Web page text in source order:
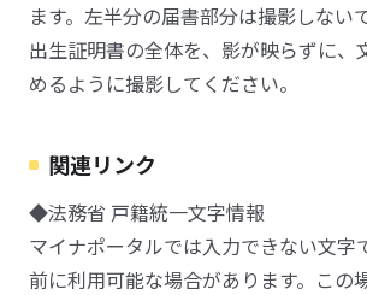
ます。左半分の届書部分は撮影しない
出生証明書の全体を、影が映らずに、
めるように撮影してください。
関連リンク
◆法務省 戸籍統一文字情報
マイナポータルでは入力できない文字
前に利用可能な場合があります。この